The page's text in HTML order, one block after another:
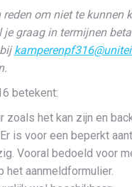
om niet te kunnen
graag in termijnen
betekent:
zoals het kan zijn en
is voor een beperkt
Vooral bedoeld voor
het aanmeldformulier.